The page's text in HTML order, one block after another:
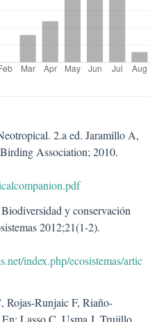
2.a ed. Jaramillo A,
Association; 2010.
y conservación
2012;21(1-2).
index.php/ecosistemas/artic
Rojas-Runjaic F, Riaño-
Lasso C, Usma J, Trujillo